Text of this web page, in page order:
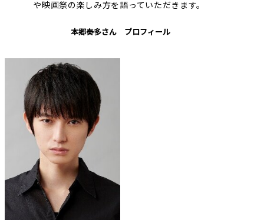
や映画祭の楽しみ方を語っていただきます。
本郷奏多さん プロフィール